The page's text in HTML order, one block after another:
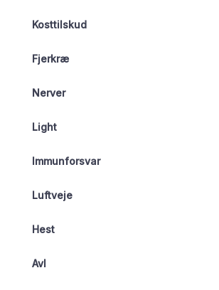
Kosttilskud
Fjerkræ
Nerver
Light
Immunforsvar
Luftveje
Hest
Avl